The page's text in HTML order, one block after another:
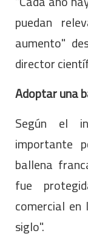
puedan
aumento"
director
Adoptar una
Según el
importante
ballena
fue
comercial
siglo".